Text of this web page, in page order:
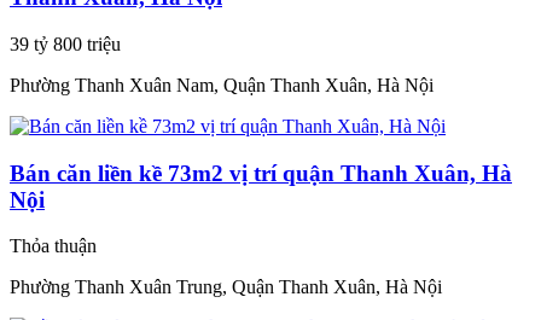
39 tỷ 800 triệu
Phường Thanh Xuân Nam, Quận Thanh Xuân, Hà Nội
Bán căn liền kề 73m2 vị trí quận Thanh Xuân, Hà
Nội
Thỏa thuận
Phường Thanh Xuân Trung, Quận Thanh Xuân, Hà Nội